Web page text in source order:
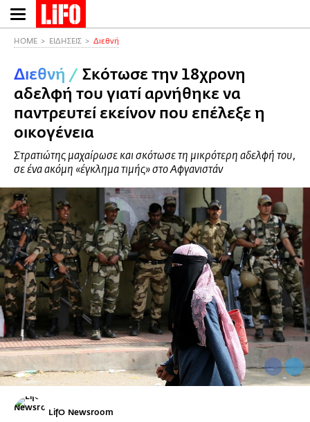
Παράκαμψη
προς
περιεχόμενο
HOME ΕΙΔΗΣΕΙΣ Διεθνή
Διεθνή / Σκότωσε την 18χρονη
αδελφή του γιατί αρνήθηκε να
παντρευτεί εκείνον που επέλεξε η
οικογένεια
Στρατιώτης μαχαίρωσε και σκότωσε τη μικρότερη αδελφή του,
σε ένα ακόμη «έγκλημα τιμής» στο Αφγανιστάν
LifO Newsroom